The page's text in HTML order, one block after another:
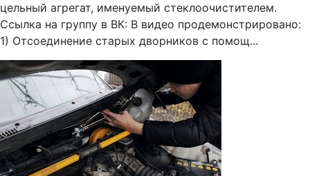
цельный агрегат, именуемый стеклоочистителем.
Ссылка на группу в ВК: В видео продемонстрировано:
1) Отсоединение старых дворников с помощ...